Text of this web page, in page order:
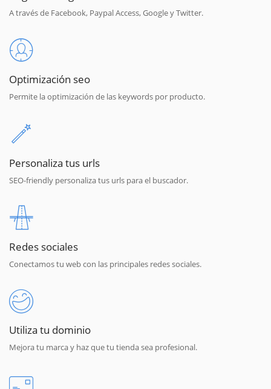
A través de Facebook, Paypal Access, Google y Twitter.
Optimización seo
Permite la optimización de las keywords por producto.
Personaliza tus urls
SEO-friendly personaliza tus urls para el buscador.
Redes sociales
Conectamos tu web con las principales redes sociales.
Utiliza tu dominio
Mejora tu marca y haz que tu tienda sea profesional.